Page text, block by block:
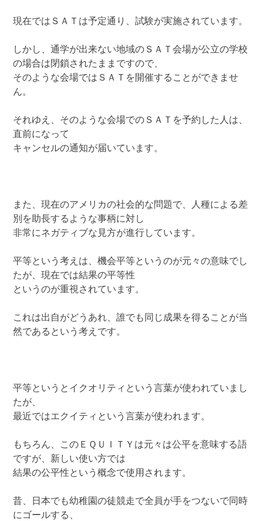
現在ではＳＡＴは予定通り、試験が実施されています。
しかし、通学が出来ない地域のＳＡＴ会場が公立の学校
の場合は閉鎖されたままですので、
そのような会場ではＳＡＴを開催することができませ
ん。
それゆえ、そのような会場でのＳＡＴを予約した人は、
直前になって
キャンセルの通知が届いています。
また、現在のアメリカの社会的な問題で、人種による差
別を助長するような事柄に対し
非常にネガティブな見方が進行しています。
平等という考えは、機会平等というのが元々の意味でし
たが、現在では結果の平等性
というのが重視されています。
これは出自がどうあれ、誰でも同じ成果を得ることが当
然であるという考えです。
平等というとイクオリティという言葉が使われていまし
たが、
最近ではエクイティという言葉が使われます。
もちろん、このＥＱＵＩＴＹは元々は公平を意味する語
ですが、新しい使い方では
結果の公平性という概念で使用されます。
昔、日本でも幼稚園の徒競走で全員が手をつないで同時
にゴールする、